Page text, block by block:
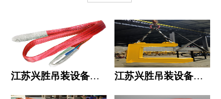
江苏兴胜吊装设备有限公司的用人标准 江苏兴胜吊装设备有限公司的六大统一